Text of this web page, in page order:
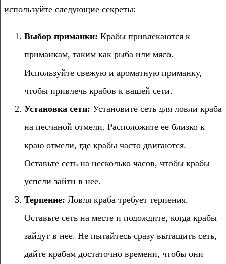
используйте следующие секреты:
Выбор приманки: Крабы привлекаются к
приманкам, таким как рыба или мясо.
Используйте свежую и ароматную приманку,
чтобы привлечь крабов к вашей сети.
Установка сети: Установите сеть для ловли краба
на песчаной отмели. Расположите ее близко к
краю отмели, где крабы часто двигаются.
Оставьте сеть на несколько часов, чтобы крабы
успели зайти в нее.
Терпение: Ловля краба требует терпения.
Оставьте сеть на месте и подождите, когда крабы
зайдут в нее. Не пытайтесь сразу вытащить сеть,
дайте крабам достаточно времени, чтобы они